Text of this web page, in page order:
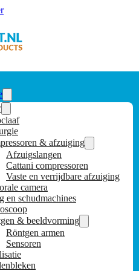
& afzuiging
Afzuigslangen
Cattani compressoren
Vaste en verrijdbare afzuiging
camera
en schudmachines
& beeldvorming
Röntgen armen
Sensoren